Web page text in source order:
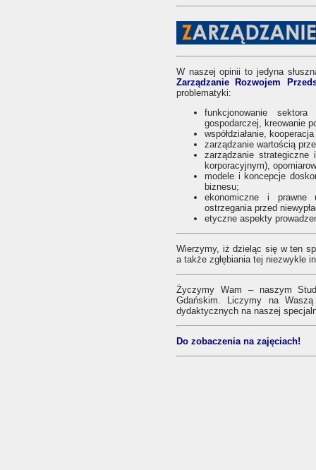
W naszej opinii to jedyna
Zarządzanie Rozwojem
problematyki:
funkcjonowanie sektora
gospodarczej, kreowanie
współdziałanie,
zarządzanie wartością
zarządzanie strategiczne
korporacyjnym),
modele i koncepcje
biznesu;
ekonomiczne i prawne
ostrzegania przed
etyczne aspekty
Wierzymy, iż dzieląc się w ten
a także zgłębiania tej niezwykle
Życzymy Wam – naszym
Gdańskim. Liczymy na
dydaktycznych na naszej
Do zobaczenia na zajęciach!